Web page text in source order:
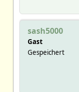
sash5000
Gast
Gespeichert